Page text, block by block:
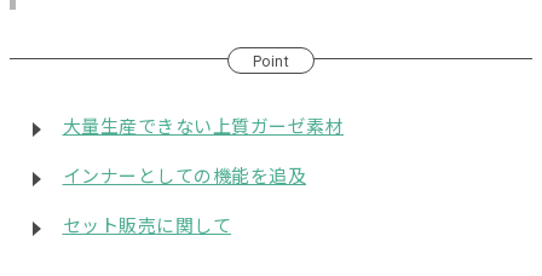
Point
大量生産できない上質ガーゼ素材
インナーとしての機能を追及
セット販売に関して